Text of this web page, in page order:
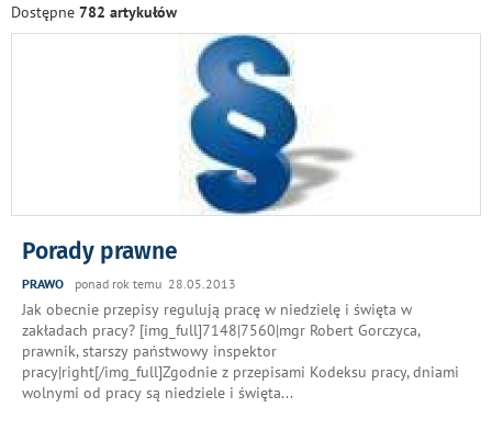
Dostępne 782 artykułów
Porady prawne
PRAWO ponad rok temu 28.05.2013
Jak obecnie przepisy regulują pracę w niedzielę i święta w
zakładach pracy? [img_full]7148|7560|mgr Robert Gorczyca,
prawnik, starszy państwowy inspektor
pracy|right[/img_full]Zgodnie z przepisami Kodeksu pracy, dniami
wolnymi od pracy są niedziele i święta...